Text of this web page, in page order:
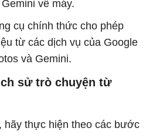
về máy.
cụ chính thức cho phép
từ các dịch vụ của Google
và Gemini.
sử trò chuyện từ
hãy thực hiện theo các bước